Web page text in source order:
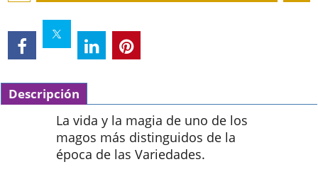
Descripción
La vida y la magia de uno de los
magos más distinguidos de la
época de las Variedades.